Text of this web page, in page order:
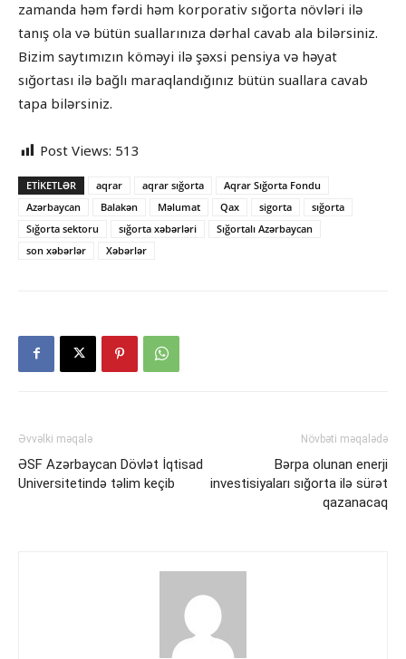
zamanda həm fərdi həm korporativ sığorta növləri ilə
tanış ola və bütün suallarınıza dərhal cavab ala bilərsiniz.
Bizim saytımızın köməyi ilə şəxsi pensiya və həyat
sığortası ilə bağlı maraqlandığınız bütün suallara cavab
tapa bilərsiniz.
Post Views: 513
ETIKETLƏR aqrar aqrar sığorta
Aqrar Sığorta Fondu
Azərbaycan
Balakən Məlumat Qax sigorta
sığorta
Sığorta sektoru
sığorta xəbərləri
Sığortalı Azərbaycan
son xəbərlər
Xəbərlər
Əvvəlki məqalə
ƏSF Azərbaycan Dövlət İqtisad
Universitetində təlim keçib
Növbəti məqalədə
Bərpa olunan enerji
investisiyaları sığorta ilə sürət
qazanacaq